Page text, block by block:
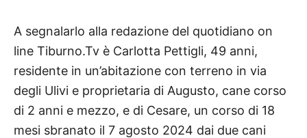
A segnalarlo alla redazione del quotidiano on
line Tiburno.Tv è Carlotta Pettigli, 49 anni,
residente in un’abitazione con terreno in via
degli Ulivi e proprietaria di Augusto, cane corso
di 2 anni e mezzo, e di Cesare, un corso di 18
mesi sbranato il 7 agosto 2024 dai due cani